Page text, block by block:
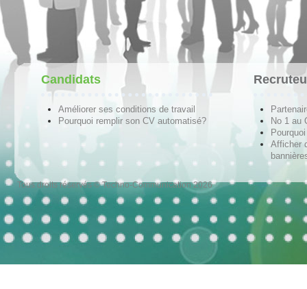
Candidats
Améliorer ses conditions de travail
Pourquoi remplir son CV automatisé?
No 1 au
Afficher
Tous droits réservés © Techno-Communication 2026